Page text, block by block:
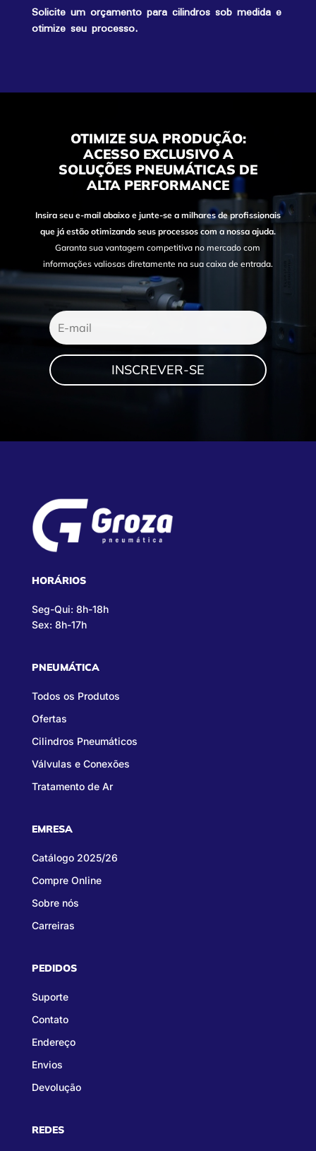
Solicite um orçamento para cilindros sob medida e
otimize seu processo.
OTIMIZE SUA PRODUÇÃO:
ACESSO EXCLUSIVO A
SOLUÇÕES PNEUMÁTICAS DE
ALTA PERFORMANCE
Insira seu e-mail abaixo e junte-se a milhares de profissionais
que já estão otimizando seus processos com a nossa ajuda.
Garanta sua vantagem competitiva no mercado com
informações valiosas diretamente na sua caixa de entrada.
INSCREVER-SE
HORÁRIOS
Seg-Qui: 8h-18h
Sex: 8h-17h
PNEUMÁTICA
Todos os Produtos
Ofertas
Cilindros Pneumáticos
Válvulas e Conexões
Tratamento de Ar
EMRESA
Catálogo 2025/26
Compre Online
Sobre nós
Carreiras
PEDIDOS
Suporte
Contato
Endereço
Envios
Devolução
REDES